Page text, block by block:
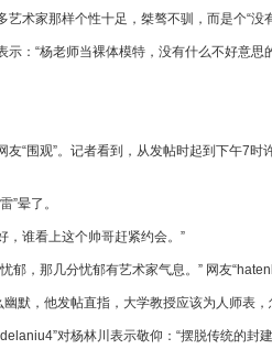
术家那样个性十足，桀骜不驯，而是个“没
示：“杨老师当裸体模特，没有什么不好意思
友“围观”。记者看到，从发帖时起到下午7
”晕了。
，谁看上这个帅哥赶紧约会。”
郁，那几分忧郁有艺术家气息。” 网友
幽默，他发帖直指，大学教授应该为人师表
对杨林川表示敬仰：“摆脱传统的封